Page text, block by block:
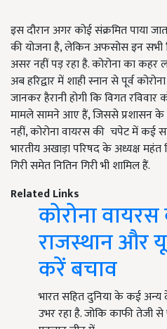
इस दौरान अगर कोई संक्रमित पाया
की योजना है, लेकिन अफसोस इन सभी
असर नहीं पड़ रहा है. कोरोना का कहर
अब हरिद्वार में शाही स्नान से पूर्व
जानकर हैरानी होगी कि विगत
मामले सामने आए हैं, जिससे प्रशासन के
नहीं, कोरोना वायरस की चपेट में
भारतीय अखाड़ा परिषद के अध्यक्ष
गिरी समेत नितिन गिरी भी शामिल हैं.
Related Links
कोरोना
राजस्थान और
करें बचाव
भारत सहित दुनिया के कई
उभर रहा है. जोकि काफी तेजी